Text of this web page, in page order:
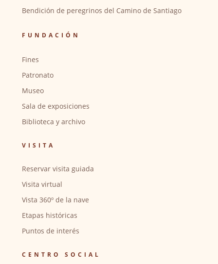
Bendición de peregrinos del Camino de Santiago
FUNDACIÓN
Fines
Patronato
Museo
Sala de exposiciones
Biblioteca y archivo
VISITA
Reservar visita guiada
Visita virtual
Vista 360º de la nave
Etapas históricas
Puntos de interés
CENTRO SOCIAL